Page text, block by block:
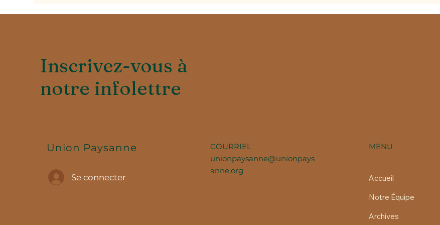
Inscrivez-vous à
notre infolettre
Union Paysanne
Se connecter
COURRIEL
unionpaysanne@unionpays
anne.org
MENU
Accueil
Notre Équipe
Archives